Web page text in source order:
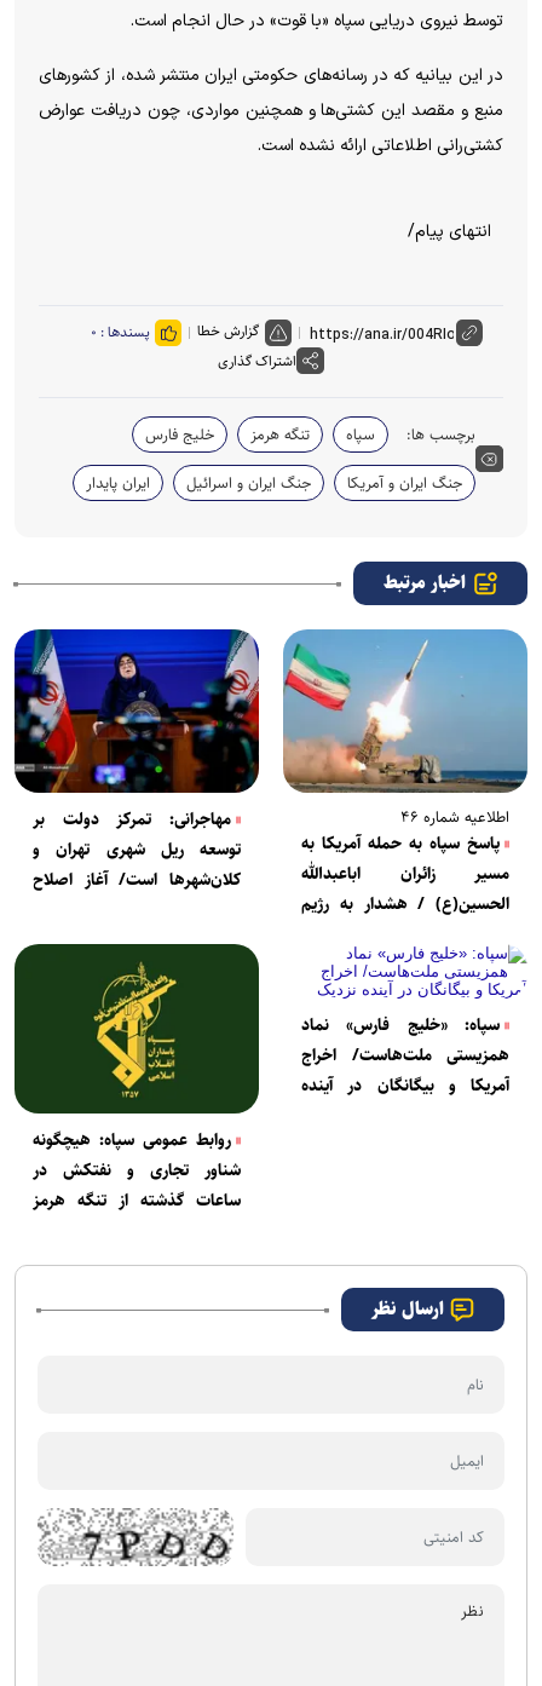
توسط نیروی دریایی سپاه «با قوت» در حال انجام است.
در این بیانیه که در رسانه‌های حکومتی ایران منتشر شده، از کشور‌های
منبع و مقصد این کشتی‌ها و همچنین مواردی، چون دریافت عوارض
کشتی‌رانی اطلاعاتی ارائه نشده است.
انتهای پیام/
گزارش خطا پسندها : ۰
اشتراک گذاری
برچسب ها: سپاه تنگه هرمز
خلیج فارس
جنگ ایران و آمریکا
جنگ ایران و اسرائیل ایران پایدار
اخبار مرتبط
اطلاعیه شماره ۴۶
پاسخ سپاه به حمله آمریکا به
مسیر زائران اباعبدالله
الحسین(ع) / هشدار به رژیم
پرونده خود را سنگین نکنید
مهاجرانی: تمرکز دولت بر
توسعه ریل شهری تهران و
کلان‌شهرها است/ آغاز اصلاح
نظام اداری
سپاه: «خلیج فارس» نماد
همزیستی ملت‌هاست/ اخراج
آمریکا و بیگانگان در آینده
روابط عمومی سپاه: هیچگونه
شناور تجاری و نفتکش در
ساعات گذشته از تنگه هرمز
ارسال نظر